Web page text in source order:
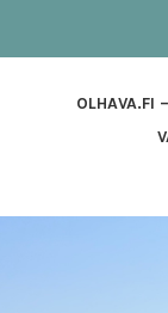
OLHAVA.FI